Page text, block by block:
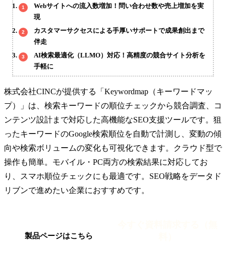
Webサイトへの流入数増加！問い合わせ数や売上増加を実
現
カスタマーサクセスによる手厚いサポートで成果創出まで
伴走
AI検索最適化（LLMO）対応！高精度の競合サイト分析を
手軽に
株式会社CINCが提供する「Keywordmap（キーワードマッ
プ）」は、検索キーワードの順位チェックから競合調査、コ
ンテンツ設計まで対応した高機能なSEO支援ツールです。狙
ったキーワードのGoogle検索順位を自動で計測し、変動の傾
向や検索ボリュームの変化も可視化できます。クラウド型で
操作も簡単。モバイル・PC両方の検索結果に対応してお
り、スマホ順位チェックにも最適です。SEO戦略をデータド
リブンで進めたい企業におすすめです。
製品ページはこちら